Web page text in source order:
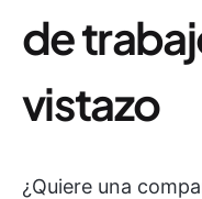
de
vistazo
¿Quiere una